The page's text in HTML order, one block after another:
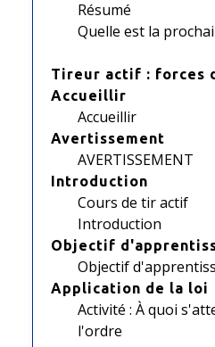
Résumé
Quelle est la
Tireur actif : forces
Accueillir
Accueillir
Avertissement
AVERTISSEMENT
Introduction
Cours de tir actif
Introduction
Objectif
Objectif
Application de la loi
Activité : À quoi
l'ordre